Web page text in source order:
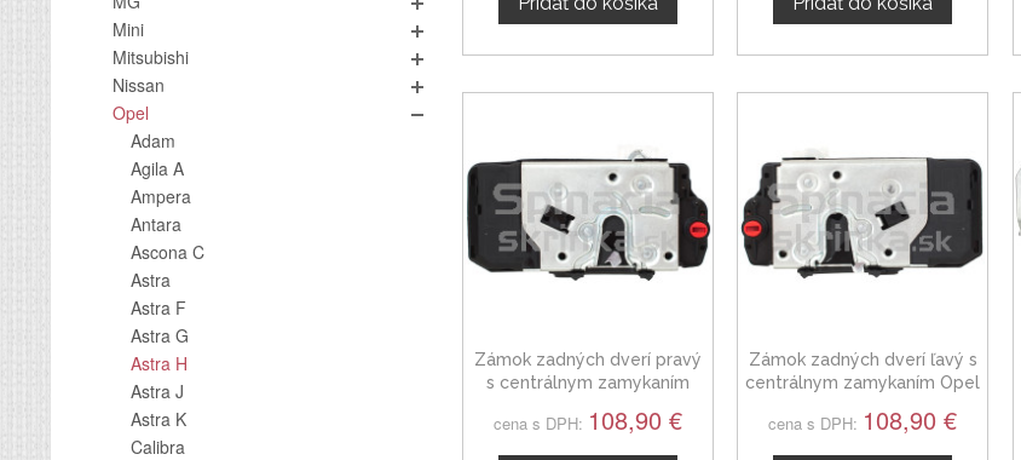
Zámok zadných dverí pravý
s centrálnym zamykaním
cena s DPH: 108,90 €
Zámok zadných dverí ľavý s
centrálnym zamykaním Opel
cena s DPH: 108,90 €
Mini
Mitsubishi
Nissan
Opel
Adam
Agila A
Ampera
Antara
Ascona C
Astra
Astra F
Astra G
Astra H
Astra J
Astra K
Calibra